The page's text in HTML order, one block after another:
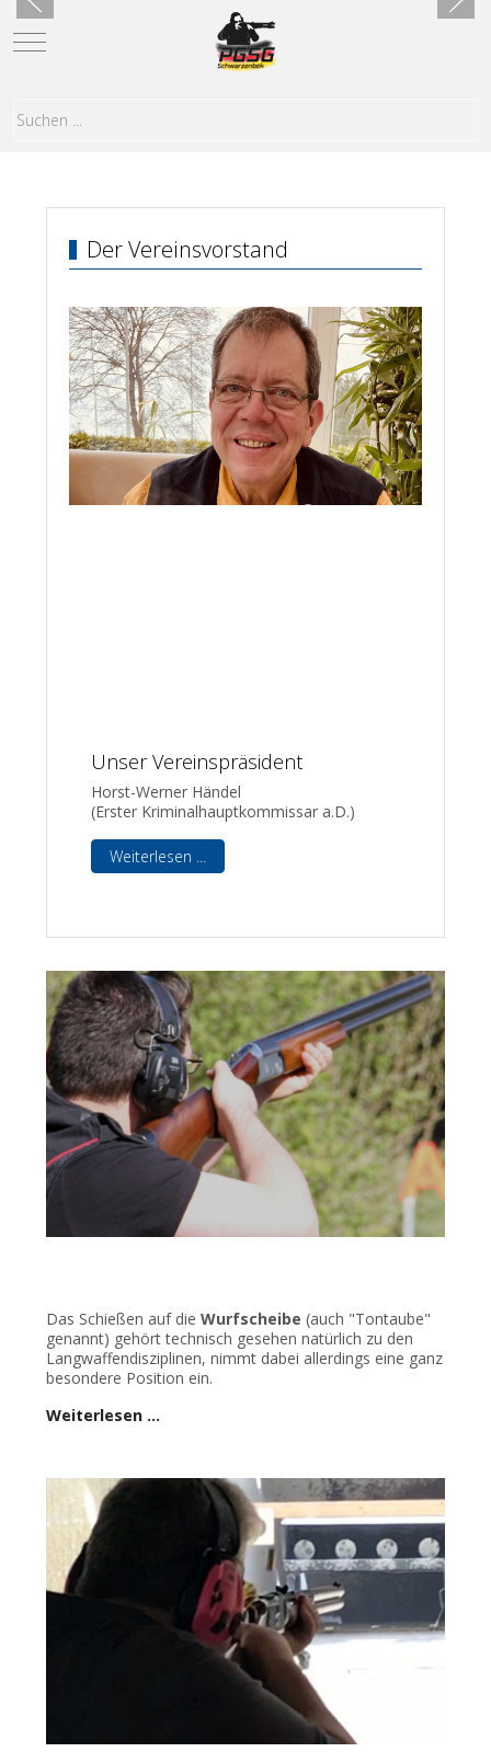
Mobile Menu Toggle
Der Vereinsvorstand
Unser Vereinspräsident
Horst-Werner Händel
(Erster Kriminalhauptkommissar a.D.)
Weiterlesen ...
Das Schießen auf die Wurfscheibe (auch "Tontaube"
genannt) gehört technisch gesehen natürlich zu den
Langwaffendisziplinen, nimmt dabei allerdings eine ganz
besondere Position ein.
Weiterlesen …